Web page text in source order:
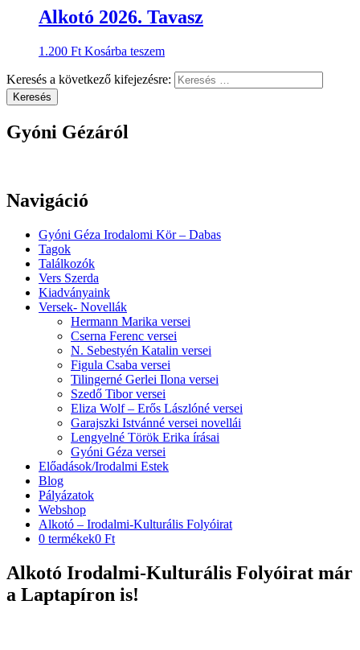
Alkotó 2026. Tavasz
1.200 Ft Kosárba teszem
Keresés a következő kifejezésre:
Keresés
Gyóni Gézáról
Navigáció
Gyóni Géza Irodalomi Kör – Dabas
Tagok
Találkozók
Vers Szerda
Kiadványaink
Versek- Novellák
Hermann Marika versei
Cserna Ferenc versei
N. Sebestyén Katalin versei
Figula Csaba versei
Tilingerné Gerlei Ilona versei
Szedő Tibor versei
Eliza Wolf – Erős Lászlóné versei
Garajszki Istvánné versei novellái
Lengyelné Török Erika írásai
Gyóni Géza versei
Előadások/Irodalmi Estek
Blog
Pályázatok
Webshop
Alkotó – Irodalmi-Kulturális Folyóirat
0 termékek0 Ft
Alkotó Irodalmi-Kulturális Folyóirat már
a Laptapíron is!